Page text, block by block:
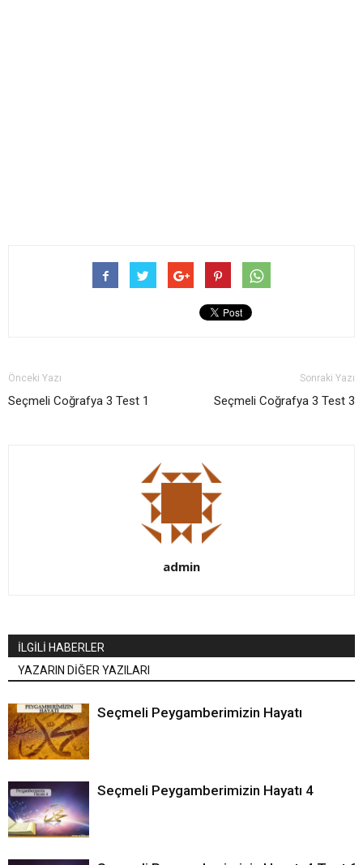
Önceki Yazı
Seçmeli Coğrafya 3 Test 1
Sonraki Yazı
Seçmeli Coğrafya 3 Test 3
admin
İLGİLİ HABERLER
YAZARIN DİĞER YAZILARI
Seçmeli Peygamberimizin Hayatı
Seçmeli Peygamberimizin Hayatı 4